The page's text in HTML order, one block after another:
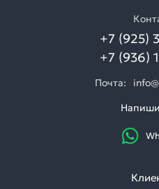
+7 (925)
+7 (936)
Почта: